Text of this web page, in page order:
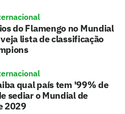
do Flamengo no Mundial
lista de classificação
qual país tem '99% de
sediar o Mundial de
2029